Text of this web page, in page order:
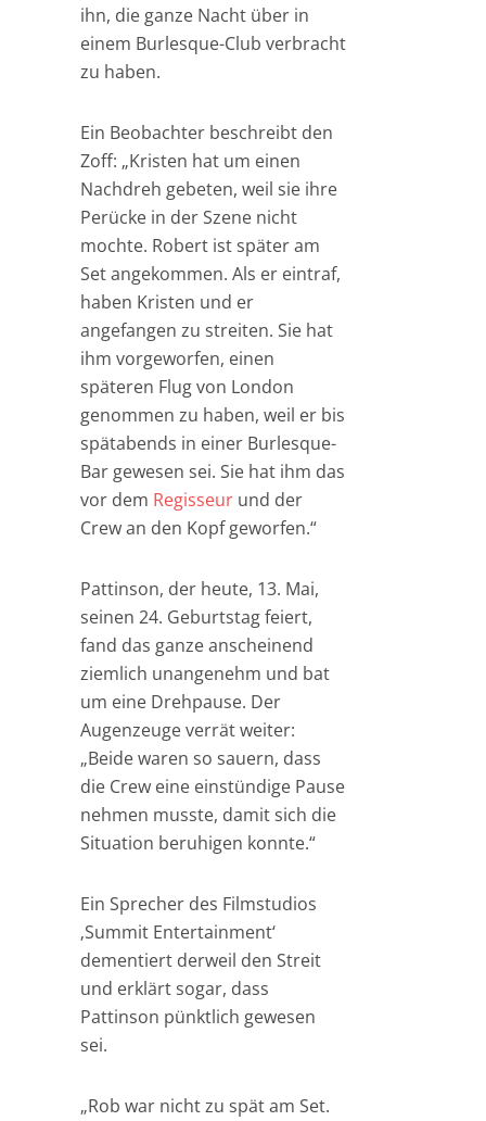
ihn, die ganze Nacht über in
einem Burlesque-Club verbracht
zu haben.
Ein Beobachter beschreibt den
Zoff: „Kristen hat um einen
Nachdreh gebeten, weil sie ihre
Perücke in der Szene nicht
mochte. Robert ist später am
Set angekommen. Als er eintraf,
haben Kristen und er
angefangen zu streiten. Sie hat
ihm vorgeworfen, einen
späteren Flug von London
genommen zu haben, weil er bis
spätabends in einer Burlesque-
Bar gewesen sei. Sie hat ihm das
vor dem Regisseur und der
Crew an den Kopf geworfen.“
Pattinson, der heute, 13. Mai,
seinen 24. Geburtstag feiert,
fand das ganze anscheinend
ziemlich unangenehm und bat
um eine Drehpause. Der
Augenzeuge verrät weiter:
„Beide waren so sauern, dass
die Crew eine einstündige Pause
nehmen musste, damit sich die
Situation beruhigen konnte.“
Ein Sprecher des Filmstudios
‚Summit Entertainment‘
dementiert derweil den Streit
und erklärt sogar, dass
Pattinson pünktlich gewesen
sei.
„Rob war nicht zu spät am Set.